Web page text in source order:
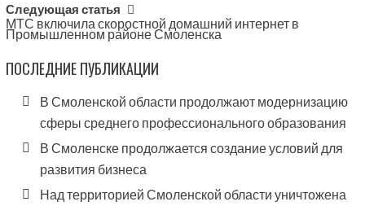
Следующая статья
МТС включила скоростной домашний интернет в
Промышленном районе Смоленска
ПОСЛЕДНИЕ ПУБЛИКАЦИИ
В Смоленской области продолжают модернизацию
сферы среднего профессионального образования
В Смоленске продолжается создание условий для
развития бизнеса
Над территорией Смоленской области уничтожена